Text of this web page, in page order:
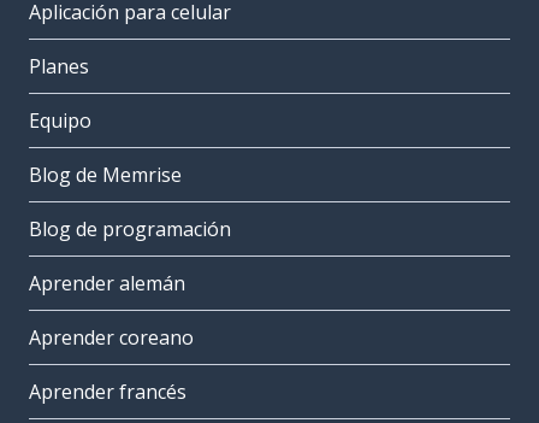
Aplicación para celular
Planes
Equipo
Blog de Memrise
Blog de programación
Aprender alemán
Aprender coreano
Aprender francés